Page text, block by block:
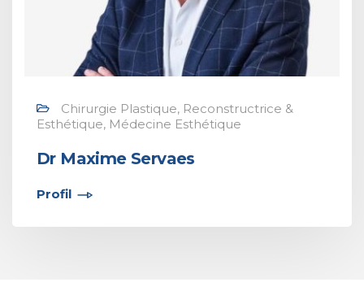
Chirurgie Plastique, Reconstructrice &
Esthétique, Médecine Esthétique
Dr Maxime Servaes
Profil